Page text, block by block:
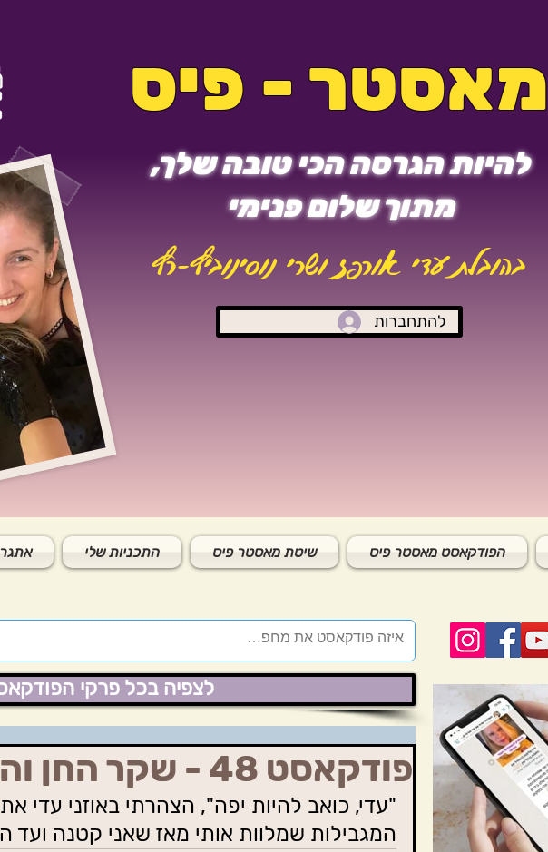
מאסטר - פיס
להיות הגרסה הכי טובה שלך,
מתוך שלום פנימי
בהובלת עדי אורפז ושרי נוסינוביץ-רץ
להתחברות
התכניות שלי שיטת מאסטר פיס הפודקאסט מאסטר פיס
לצפיה בכל פרקי
פודקאסט 48 - שקר החן והבל היופי
"עדי, כואב להיות יפה", הצהרתי באוזני עדי
המגבילות שמלוות אותי מאז שאני קטנה ועד